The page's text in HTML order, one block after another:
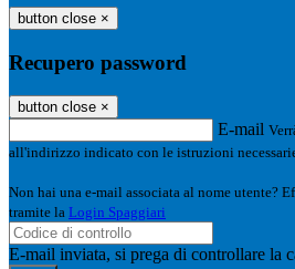
button close ×
Recupero password
button close ×
E-mail
all'indirizzo indicato con le istruzioni
Non hai una e-mail associata al nome utente?
tramite la Login Spaggiari
E-mail inviata, si prega di controllare la